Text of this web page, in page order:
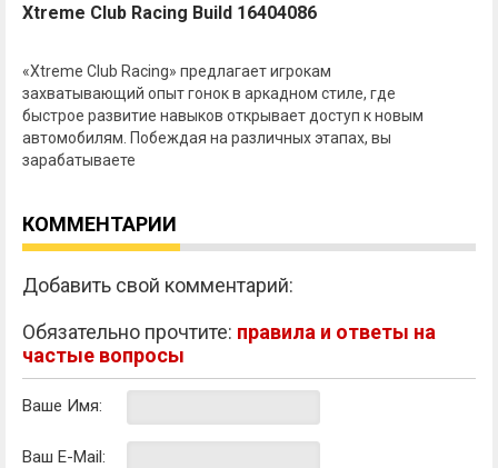
Xtreme Club Racing Build 16404086
«Xtreme Club Racing» предлагает игрокам
захватывающий опыт гонок в аркадном стиле, где
быстрое развитие навыков открывает доступ к новым
автомобилям. Побеждая на различных этапах, вы
зарабатываете
КОММЕНТАРИИ
Добавить свой комментарий:
Обязательно прочтите: правила и ответы на
частые вопросы
Ваше Имя:
Ваш E-Mail: